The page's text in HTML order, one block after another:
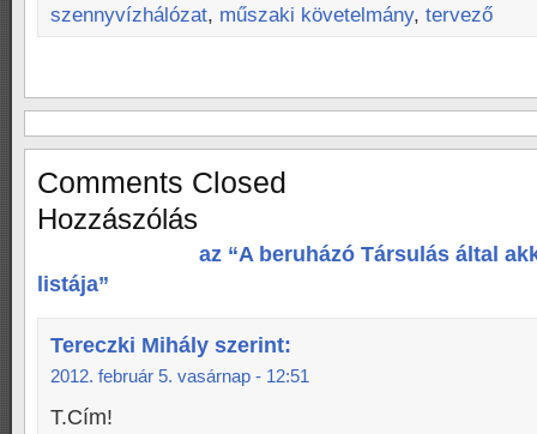
szennyvízhálózat, műszaki követelmány, tervező
Comments Closed
Hozzászólás
az “A beruházó Társulás által
listája”
Tereczki Mihály szerint:
2012. február 5. vasárnap - 12:51
T.Cím!